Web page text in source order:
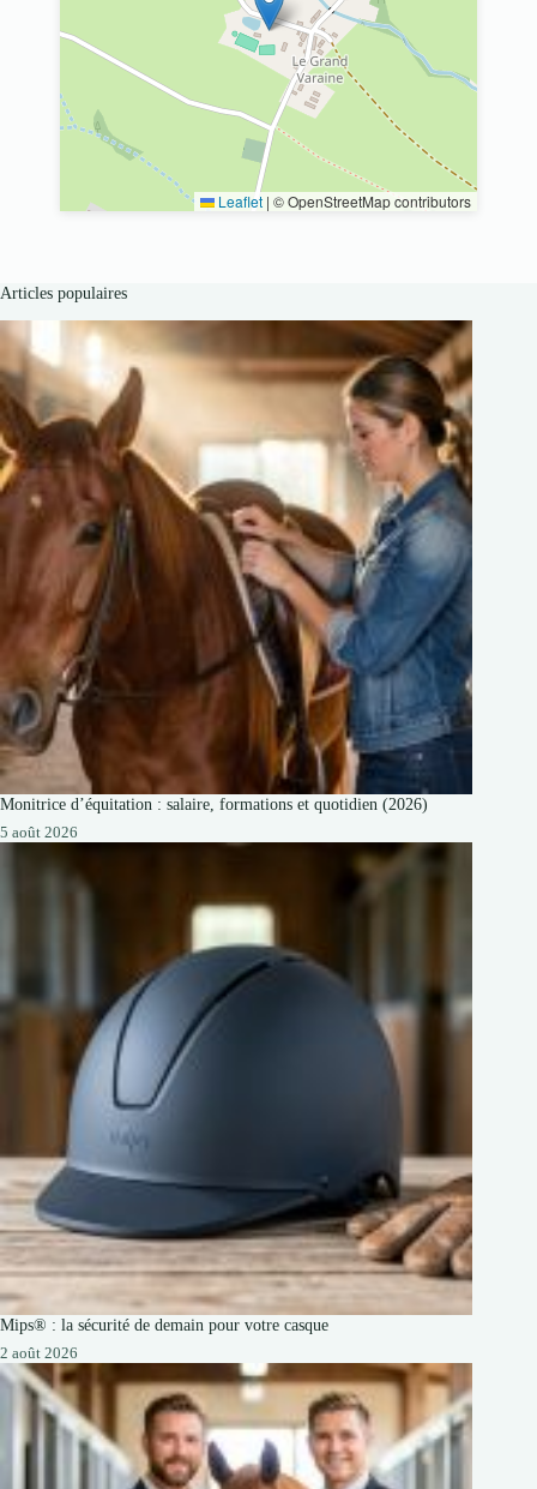
Leaflet | © OpenStreetMap contributors
Articles populaires
Monitrice d’équitation : salaire, formations et quotidien (2026)
5 août 2026
Mips® : la sécurité de demain pour votre casque
2 août 2026